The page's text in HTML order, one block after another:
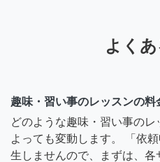
よく
趣味・習い事のレッスンの料
どのような趣味・習い事の
よっても変動します。 「依
生しませんので、まずは、